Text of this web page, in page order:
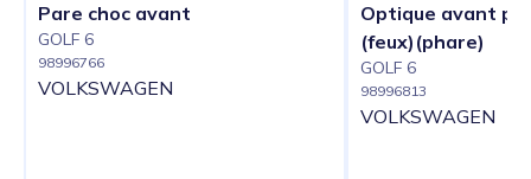
Pare choc avant
GOLF 6
98996766
VOLKSWAGEN
Optique avant
(feux)(phare)
GOLF 6
98996813
VOLKSWAGEN